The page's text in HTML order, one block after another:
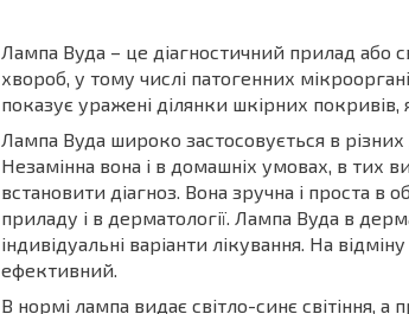
Лампа Вуда – це діагностичний прилад або
хвороб, у тому числі патогенних
показує уражені ділянки шкірних
Лампа Вуда широко застосовується в
Незамінна вона і в домашніх умовах, в тих
встановити діагноз. Вона зручна і проста в
приладу і в дерматології. Лампа Вуда в
індивідуальні варіанти лікування. На
ефективний.
В нормі лампа видає світло-синє світіння, а